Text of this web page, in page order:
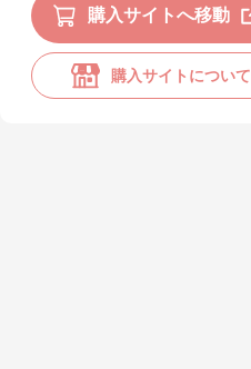
購入サイトへ移動
購入サイトについて